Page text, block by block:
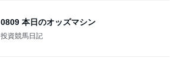
0809 本日のオッズマシン
投資競馬日記